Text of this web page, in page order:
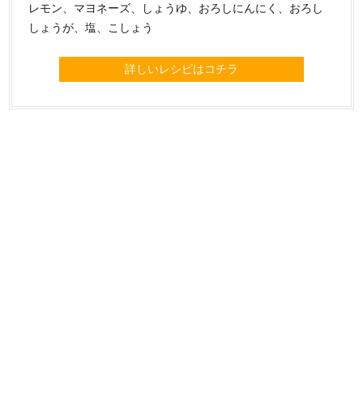
レモン、マヨネーズ、しょうゆ、おろしにんにく、おろし
しょうが、塩、こしょう
詳しいレシピはコチラ